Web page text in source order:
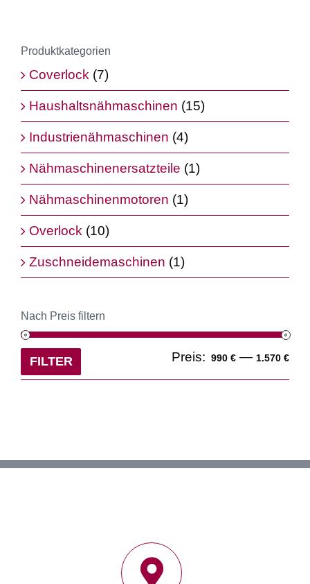
Produktkategorien
Coverlock (7)
Haushaltsnähmaschinen (15)
Industrienähmaschinen (4)
Nähmaschinenersatzteile (1)
Nähmaschinenmotoren (1)
Overlock (10)
Zuschneidemaschinen (1)
Nach Preis filtern
FILTER Preis: 990 € — 1.570 €